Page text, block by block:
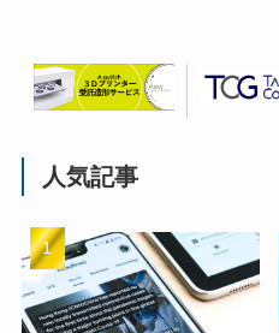
人気記事